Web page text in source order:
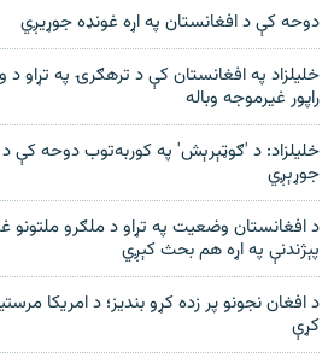
دوحه کې د افغانستان په اړه غونډه جوړيږي
خلیلزاد په افغانستان کې د ترهګرۍ په
راپور غیرموجه وباله
خليلزاد: د 'ګوټېرېش' په کوربه‌توب دوحه کې د
جوړېږي
د افغانستان وضعیت په تړاو د ملګرو ملتونو
پېژندنې په اړه هم بحث کېږي
د افغان نجونو پر زده کړو بندیز؛ د امریکا
کړې